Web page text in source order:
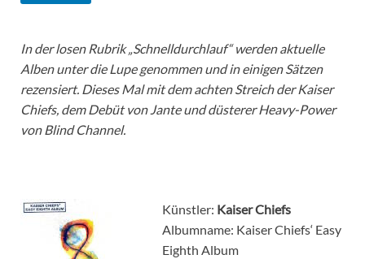
In der losen Rubrik „Schnelldurchlauf“ werden aktuelle
Alben unter die Lupe genommen und in einigen Sätzen
rezensiert. Dieses Mal mit dem achten Streich der Kaiser
Chiefs, dem Debüt von Jante und düsterer Heavy-Power
von Blind Channel.
Künstler: Kaiser Chiefs
Albumname: Kaiser Chiefs‘ Easy
Eighth Album